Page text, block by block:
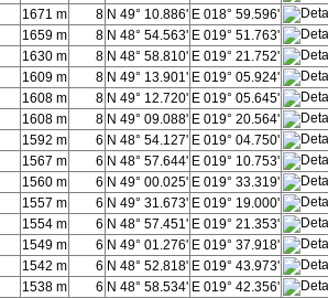
1671 m 8 N 49° 10.886' E 018° 59.596'
1659 m 8 N 48° 54.563' E 019° 51.763'
1630 m 8 N 48° 58.810' E 019° 21.752'
1609 m 8 N 49° 13.901' E 019° 05.924'
1608 m 8 N 49° 12.720' E 019° 05.645'
1608 m 8 N 49° 09.088' E 019° 20.564'
1592 m 6 N 48° 54.127' E 019° 04.750'
1567 m 6 N 48° 57.644' E 019° 10.753'
1560 m 6 N 49° 00.025' E 019° 33.319'
1557 m 6 N 49° 31.673' E 019° 19.000'
1554 m 6 N 48° 57.451' E 019° 21.353'
1549 m 6 N 49° 01.276' E 019° 37.918'
1542 m 6 N 48° 52.818' E 019° 43.973'
1538 m 6 N 48° 58.534' E 019° 42.356'